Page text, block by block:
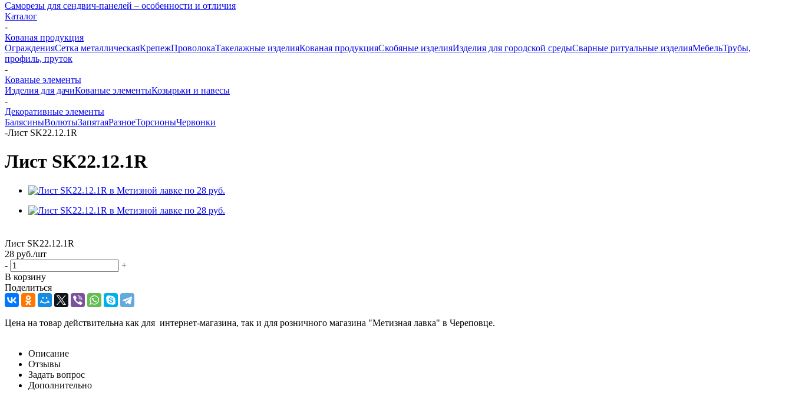
Саморезы для сендвич-панелей – особенности и отличия
Каталог
-
Кованая продукция
ОгражденияСетка металлическаяКрепежПроволокаТакелажные изделияКованая продукцияСкобяные изделияИзделия для городской средыСварные ритуальные изделияМебельТрубы,
профиль, пруток
-
Кованые элементы
Изделия для дачиКованые элементыКозырьки и навесы
-
Декоративные элементы
БалясиныВолютыЗапятаяРазноеТорсионыЧервонки
-Лист SK22.12.1R
Лист SK22.12.1R
Лист SK22.12.1R
28 руб./шт
-
+
В корзину
Поделиться
Цена на товар действительна как для интернет-магазина, так и для розничного магазина "Метизная лавка" в Череповце.
Описание
Отзывы
Задать вопрос
Дополнительно